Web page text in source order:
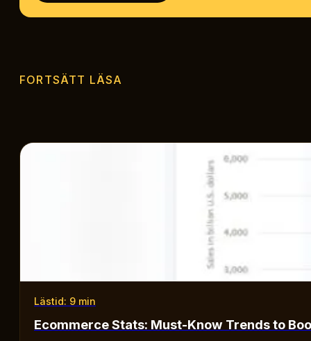
FORTSÄTT LÄSA
Lästid: 9 min
Ecommerce Stats: Must-Know Trends to